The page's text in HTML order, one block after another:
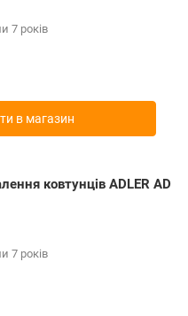
7 років
в магазин
ковтунців ADLER AD
7 років